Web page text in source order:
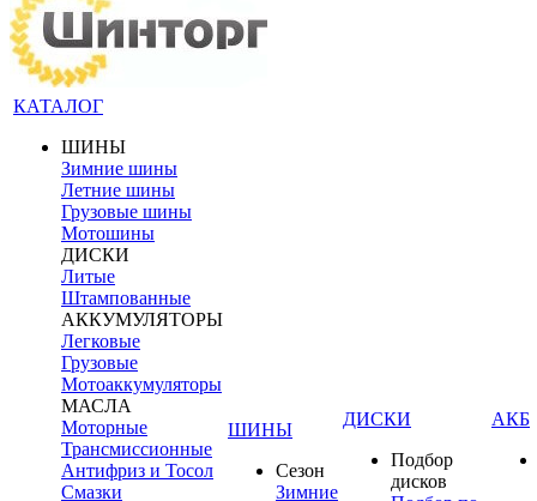
КАТАЛОГ
ШИНЫ
Зимние шины
Летние шины
Грузовые шины
Мотошины
ДИСКИ
Литые
Штампованные
АККУМУЛЯТОРЫ
Легковые
Грузовые
Мотоаккумуляторы
МАСЛА
Моторные
Трансмиссионные
Антифриз и Тосол
Смазки
ШИНЫ
Сезон
Зимние
ДИСКИ
Подбор
дисков
АКБ